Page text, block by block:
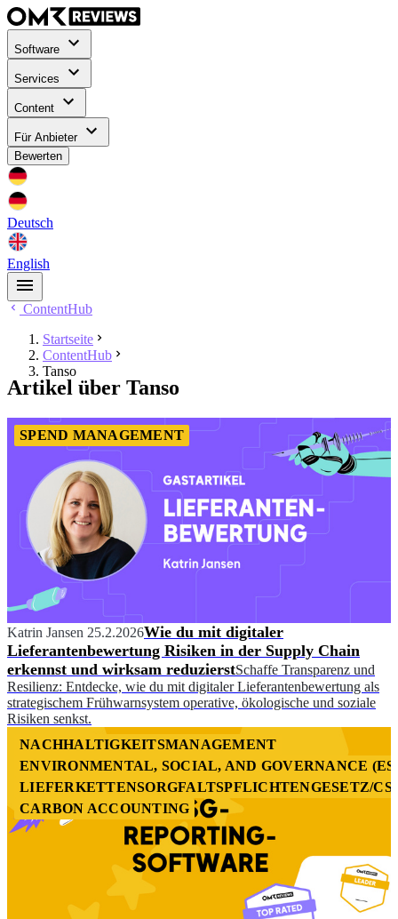
Software
Services
Content
Für Anbieter
Bewerten
Deutsch
English
ContentHub
Startseite
ContentHub
Tanso
Artikel über Tanso
SPEND MANAGEMENT
Katrin Jansen 25.2.2026Wie du mit digitaler
Lieferantenbewertung Risiken in der Supply Chain
erkennst und wirksam reduzierstSchaffe Transparenz und
Resilienz: Entdecke, wie du mit digitaler Lieferantenbewertung als
strategischem Frühwarnsystem operative, ökologische und soziale
Risiken senkst.
NACHHALTIGKEITSMANAGEMENT
ENVIRONMENTAL, SOCIAL, AND GOVERNANCE
LIEFERKETTENSORGFALTSPFLICHTENGESETZ/
CARBON ACCOUNTING